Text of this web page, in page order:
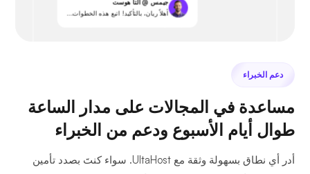
جيمس @ ألتا هوست
أهلاً ريان، بالتأكيد! اتبع هذه الخطوات...
دعم الخبراء
مساعدة في المجالات على مدار الساعة
طوال أيام الأسبوع ودعم من الخبراء
أدر أي نطاق بسهولة وثقة مع UltaHost. سواء كنتَ بصدد تأمين